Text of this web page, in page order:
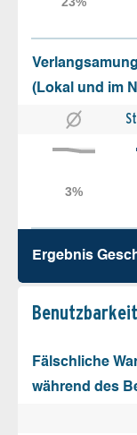
(Lokal und im
Ergebnis
Benutz­barkeit
Fälschliche
während des